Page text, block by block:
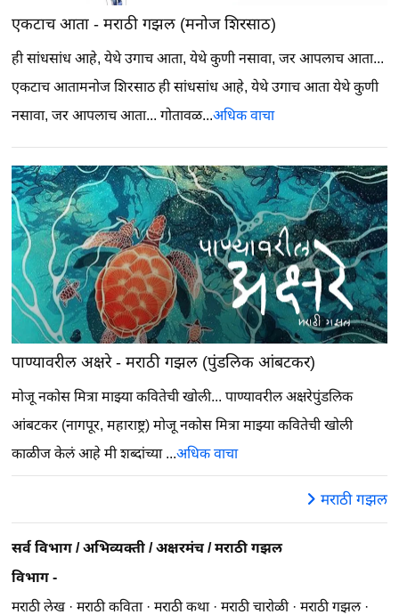
एकटाच आता - मराठी गझल (मनोज शिरसाठ)
ही सांधसांध आहे, येथे उगाच आता, येथे कुणी नसावा, जर आपलाच आता...
एकटाच आतामनोज शिरसाठ ही सांधसांध आहे, येथे उगाच आता येथे कुणी
नसावा, जर आपलाच आता... गोतावळ...अधिक वाचा
पाण्यावरील अक्षरे - मराठी गझल (पुंडलिक आंबटकर)
मोजू नकोस मित्रा माझ्या कवितेची खोली...पाण्यावरील अक्षरेपुंडलिक
आंबटकर (नागपूर, महाराष्ट्र) मोजू नकोस मित्रा माझ्या कवितेची खोली
काळीज केलं आहे मी शब्दांच्या ...अधिक वाचा
मराठी गझल
सर्व विभाग /अभिव्यक्ती /अक्षरमंच/मराठी गझल
विभाग -
मराठी लेख·मराठी कविता·मराठी कथा·मराठी चारोळी·मराठी गझल·